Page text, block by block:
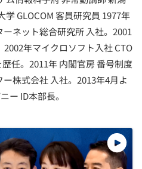
GLOCOM 客員研究員 1977年
ネット総合研究所 入社。2001
年マイクロソフト入社 CTO
任。2011年 内閣官房 番号制度
株式会社 入社。2013年4月よ
ー ID本部長。